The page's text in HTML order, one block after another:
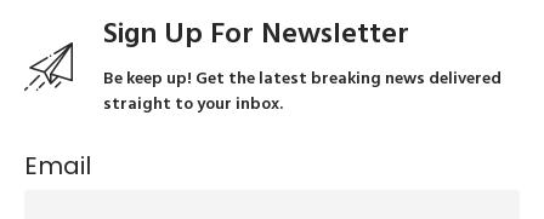
Sign Up For Newsletter
Be keep up! Get the latest breaking news delivered
straight to your inbox.
Email